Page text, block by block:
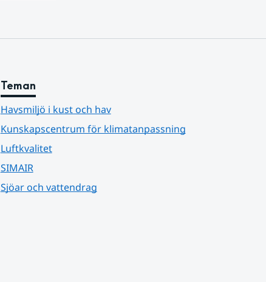
Teman
Havsmiljö i kust och hav
Kunskapscentrum för klimatanpassning
Luftkvalitet
SIMAIR
Sjöar och vattendrag